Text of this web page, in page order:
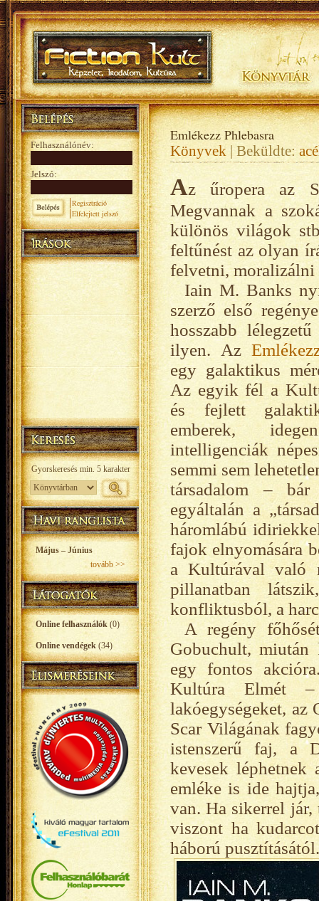
Felhasználónév:
Jelszó:
Regisztráció
Elfelejtett jelszó
Május – Június
tovább >>
Online felhasználók (0)
Online vendégek (34)
Emlékezz Phlebasra
Könyvek | Beküldte:
Az űropera az
Megvannak a
különös világok
feltűnést az olyan
felvetni, moralizálni
Iain M. Banks
szerző első
hosszabb
ilyen. Az
egy galaktikus
Az egyik fél a
és fejlett
emberek,
intelligenciák
semmi sem
társadalom – bár
egyáltalán a
háromlábú
fajok elnyomására
a Kultúrával való
pillanatban
konfliktusból, a
A regény
Gobuchult, miután
egy fontos
Kultúra Elmét –
lakóegységeket,
Scar Világának
istenszerű faj, a
kevesek léphetnek
emléke is ide
van. Ha sikerrel
viszont ha
háború pusztításától.